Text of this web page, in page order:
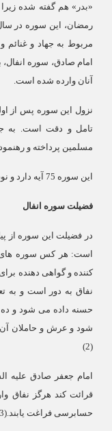
«بدر» هم گفته شده
رمضان، اين سوره در
مربوط به جهاد و غنائم و
امام صادق، سوره انفال،
آنان وارده شده است.
نزول اين سوره پس از
تامل و دقت است. به
مسلمين پرداخته و
اين سوره 75 آيه دارد و نود و سومين سوره ‏اى است كه نازل شده است
فضیلت سوره انفال
در فضیلت این سوره از
است: هر کس سوره های
کننده و گواهی دهنده برای
نفاق به دور است و به
حسنه داده می شود و ده
شود و عرش و حاملان آن
)
امام جعفر صادق علیه
قرائت کند هرگز نفاق
حسابرسی فراغت یابند.(3 )